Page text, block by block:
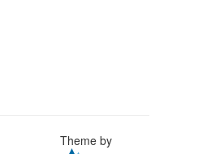
Theme by